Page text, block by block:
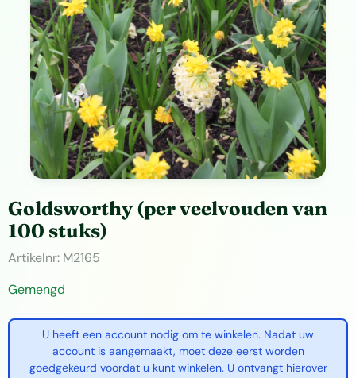
Goldsworthy (per veelvouden van
100 stuks)
Artikelnr: M2165
Gemengd
U heeft een account nodig om te winkelen. Nadat uw
account is aangemaakt, moet deze eerst worden
goedgekeurd voordat u kunt winkelen. U ontvangt hierover